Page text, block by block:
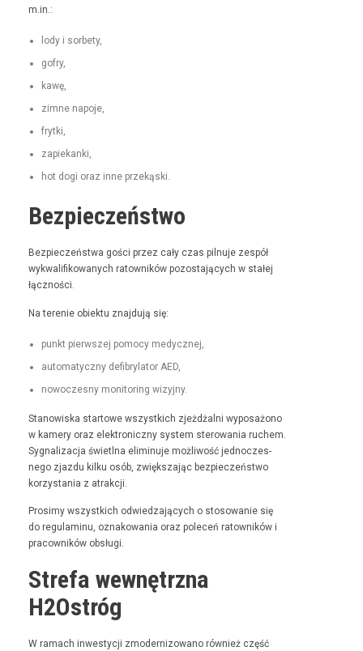
m.in.:
lody i sorbety,
gofry,
kawę,
zimne napo­je,
fry­t­ki,
zapiekan­ki,
hot dogi oraz inne przekąski.
Bezpieczeństwo
Bez­pieczeńst­wa goś­ci przez cały czas pil­nu­je zespół
wyk­wal­i­fikowanych ratown­ików pozosta­ją­cych w stałej
łączności.
Na tere­nie obiek­tu zna­j­du­ją się:
punkt pier­wszej pomo­cy medycznej,
automaty­czny defi­bry­la­tor AED,
nowoczes­ny mon­i­tor­ing wizyjny.
Stanowiska star­towe wszys­t­kich zjeżdżal­ni wyposażono
w kamery oraz elek­tron­iczny sys­tem sterowa­nia ruchem.
Syg­nal­iza­c­ja świ­etl­na elimin­u­je możli­wość jed­noczes­
nego zjaz­du kilku osób, zwięk­sza­jąc bez­pieczeńst­wo
korzys­ta­nia z atrakcji.
Prosimy wszys­t­kich odwiedza­ją­cych o stosowanie się
do reg­u­laminu, oznakowa­nia oraz pole­ceń ratown­ików i
pra­cown­ików obsługi.
Strefa wewnętrzna
H2Ostróg
W ramach inwest­y­cji zmod­ern­i­zowano również część